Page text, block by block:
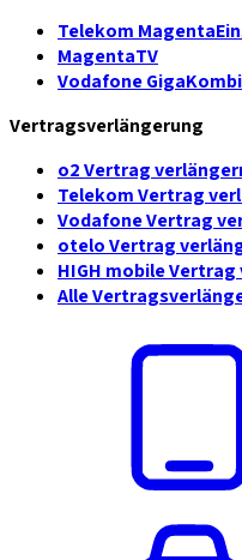
Telekom
MagentaTV
Vodafone GigaKombi
Vertragsverlängerung
o2 Vertrag
Telekom Vertrag
Vodafone Vertrag
otelo Vertrag
HIGH mobile
Alle